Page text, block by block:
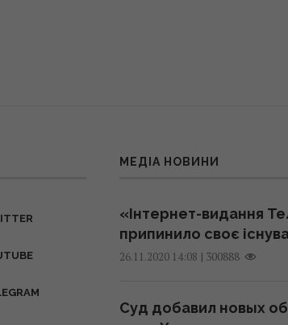
МЕДІА НОВИНИ
«Інтернет-видання
припинило своє
26.11.2020 14:08 | 300888
Суд добавил новых